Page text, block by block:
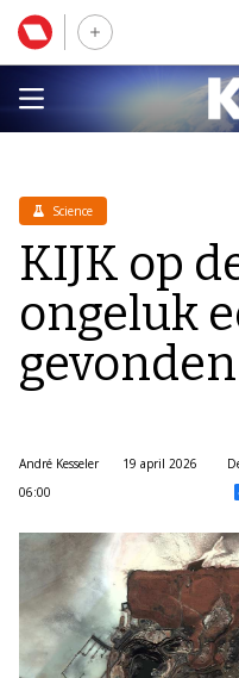
Science
KIJK op
ongeluk
gevonden
André Kesseler
19 april 2026
06:00